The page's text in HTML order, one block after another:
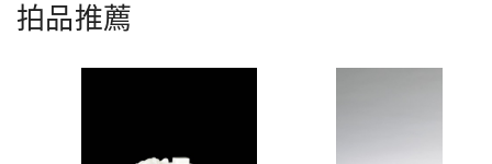
拍品推薦